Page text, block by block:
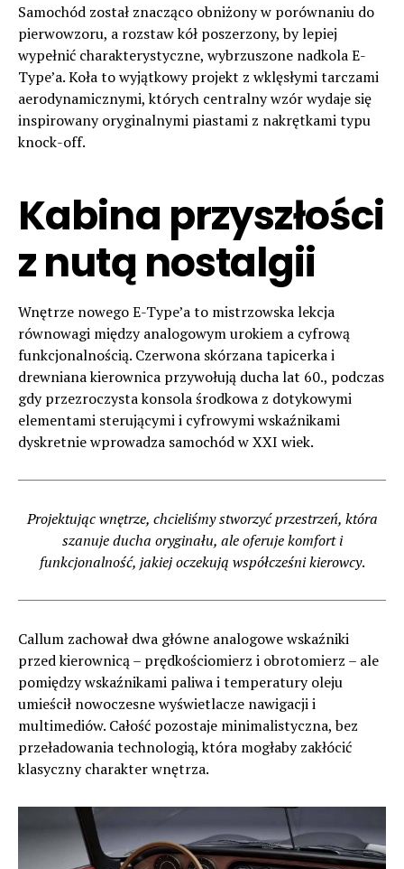
Samochód został znacząco obniżony w porównaniu do
pierwowzoru, a rozstaw kół poszerzony, by lepiej
wypełnić charakterystyczne, wybrzuszone nadkola E-
Type’a. Koła to wyjątkowy projekt z wklęsłymi tarczami
aerodynamicznymi, których centralny wzór wydaje się
inspirowany oryginalnymi piastami z nakrętkami typu
knock-off.
Kabina przyszłości
z nutą nostalgii
Wnętrze nowego E-Type’a to mistrzowska lekcja
równowagi między analogowym urokiem a cyfrową
funkcjonalnością. Czerwona skórzana tapicerka i
drewniana kierownica przywołują ducha lat 60., podczas
gdy przezroczysta konsola środkowa z dotykowymi
elementami sterującymi i cyfrowymi wskaźnikami
dyskretnie wprowadza samochód w XXI wiek.
Projektując wnętrze, chcieliśmy stworzyć przestrzeń, która
szanuje ducha oryginału, ale oferuje komfort i
funkcjonalność, jakiej oczekują współcześni kierowcy.
Callum zachował dwa główne analogowe wskaźniki
przed kierownicą – prędkościomierz i obrotomierz – ale
pomiędzy wskaźnikami paliwa i temperatury oleju
umieścił nowoczesne wyświetlacze nawigacji i
multimediów. Całość pozostaje minimalistyczna, bez
przeładowania technologią, która mogłaby zakłócić
klasyczny charakter wnętrza.